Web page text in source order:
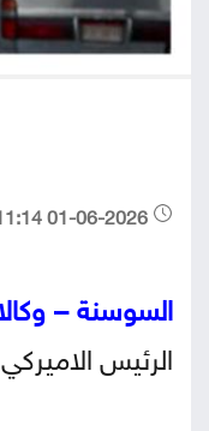
السوسنة –
الرئيس